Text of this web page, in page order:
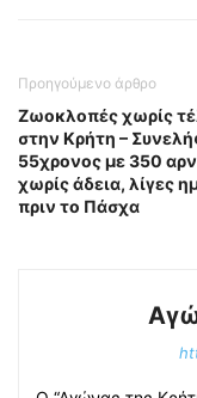
Προηγούμενο άρθρο
Ζωοκλοπές χωρίς
στην Κρήτη –
55χρονος με 350
χωρίς άδεια, λίγες
πριν το Πάσχα